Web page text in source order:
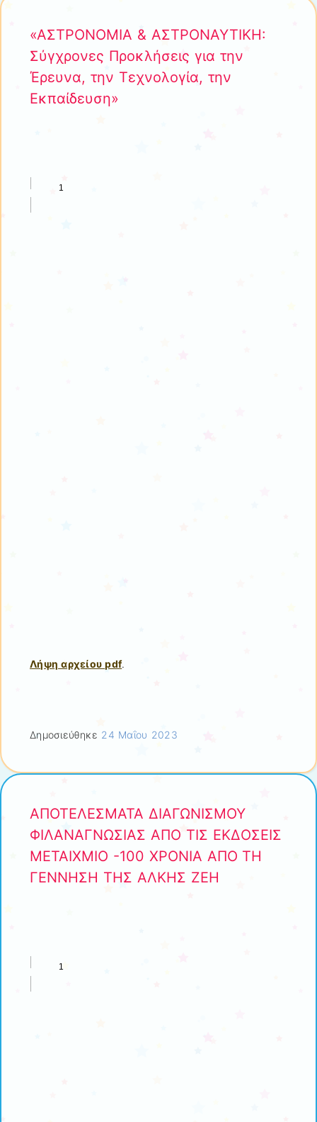
«ΑΣΤΡΟΝΟΜΙΑ & ΑΣΤΡΟΝΑΥΤΙΚΗ:
Σύγχρονες Προκλήσεις για την
Έρευνα, την Τεχνολογία, την
Εκπαίδευση»
Λήψη αρχείου pdf.
Δημοσιεύθηκε 24 Μαΐου 2023
ΑΠΟΤΕΛΕΣΜΑΤΑ ΔΙΑΓΩΝΙΣΜΟΥ
ΦΙΛΑΝΑΓΝΩΣΙΑΣ ΑΠΟ ΤΙΣ ΕΚΔΟΣΕΙΣ
ΜΕΤΑΙΧΜΙΟ -100 ΧΡΟΝΙΑ ΑΠΟ ΤΗ
ΓΕΝΝΗΣΗ ΤΗΣ ΑΛΚΗΣ ΖΕΗ